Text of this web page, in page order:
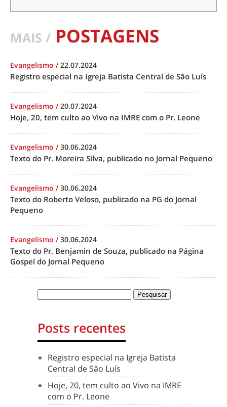
MAIS / POSTAGENS
Evangelismo /22.07.2024
Registro especial na Igreja Batista Central de São Luís
Evangelismo /20.07.2024
Hoje, 20, tem culto ao Vivo na IMRE com o Pr. Leone
Evangelismo /30.06.2024
Texto do Pr. Moreira Silva, publicado no Jornal Pequeno
Evangelismo /30.06.2024
Texto do Roberto Veloso, publicado na PG do Jornal
Pequeno
Evangelismo /30.06.2024
Texto do Pr. Benjamin de Souza, publicado na Página
Gospel do Jornal Pequeno
Posts recentes
Registro especial na Igreja Batista
Central de São Luís
Hoje, 20, tem culto ao Vivo na IMRE
com o Pr. Leone